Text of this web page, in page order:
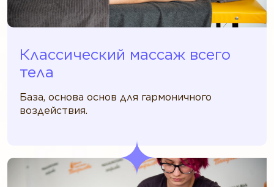
Классический массаж всего
тела
База, основа основ для гармоничного
воздействия.